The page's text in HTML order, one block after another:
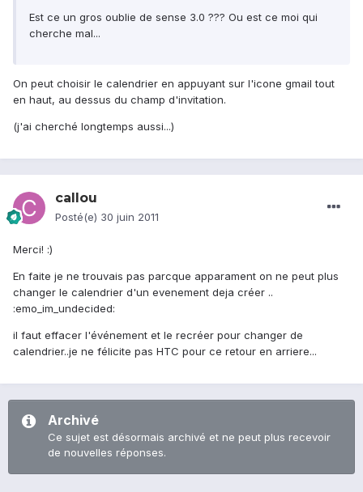
Est ce un gros oublie de sense 3.0 ??? Ou est ce moi qui
cherche mal...
On peut choisir le calendrier en appuyant sur l'icone gmail tout
en haut, au dessus du champ d'invitation.
(j'ai cherché longtemps aussi...)
callou
Posté(e) 30 juin 2011
Merci! :)
En faite je ne trouvais pas parcque apparament on ne peut plus
changer le calendrier d'un evenement deja créer ..
:emo_im_undecided:
il faut effacer l'événement et le recréer pour changer de
calendrier..je ne félicite pas HTC pour ce retour en arriere...
Archivé
Ce sujet est désormais archivé et ne peut plus recevoir
de nouvelles réponses.